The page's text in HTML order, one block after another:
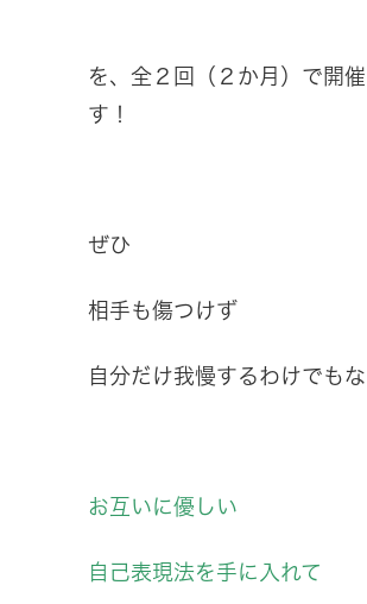
を、全２回（２か月）で開
す！
ぜひ
相手も傷つけず
自分だけ我慢するわけでも
お互いに優しい
自己表現法を手に入れて